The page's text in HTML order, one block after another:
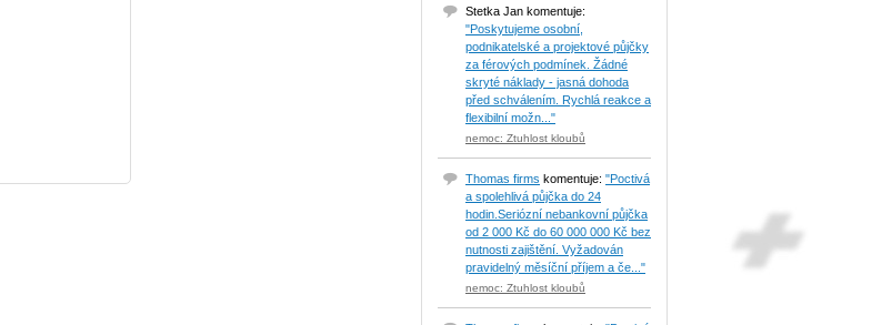
Stetka Jan komentuje:
"Poskytujeme osobní,
podnikatelské a projektové půjčky
za férových podmínek. Žádné
skryté náklady - jasná dohoda
před schválením. Rychlá reakce a
flexibilní možn..."
nemoc: Ztuhlost kloubů
Thomas firms komentuje: "Poctivá
a spolehlivá půjčka do 24
hodin.Seriózní nebankovní půjčka
od 2 000 Kč do 60 000 000 Kč bez
nutnosti zajištění. Vyžadován
pravidelný měsíční příjem a če..."
nemoc: Ztuhlost kloubů